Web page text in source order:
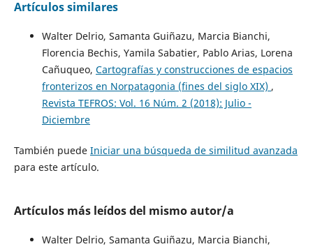
Artículos similares
Walter Delrio, Samanta Guiñazu, Marcia Bianchi,
Florencia Bechis, Yamila Sabatier, Pablo Arias, Lorena
Cañuqueo, Cartografías y construcciones de espacios
fronterizos en Norpatagonia (fines del siglo XIX) ,
Revista TEFROS: Vol. 16 Núm. 2 (2018): Julio -
Diciembre
También puede Iniciar una búsqueda de similitud avanzada
para este artículo.
Artículos más leídos del mismo autor/a
Walter Delrio, Samanta Guiñazu, Marcia Bianchi,